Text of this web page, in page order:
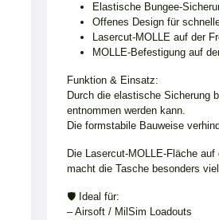
Elastische Bungee-
Offenes Design für
Lasercut-MOLLE auf der
MOLLE-Befestigung auf
Funktion & Einsatz:
Durch die elastische Sicherung
entnommen werden kann.
Die formstabile Bauweise
Die Lasercut-MOLLE-Fläche
macht die Tasche besonders
🛡️ Ideal für:
– Airsoft / MilSim Loadouts